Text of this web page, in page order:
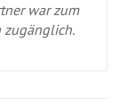
war zum